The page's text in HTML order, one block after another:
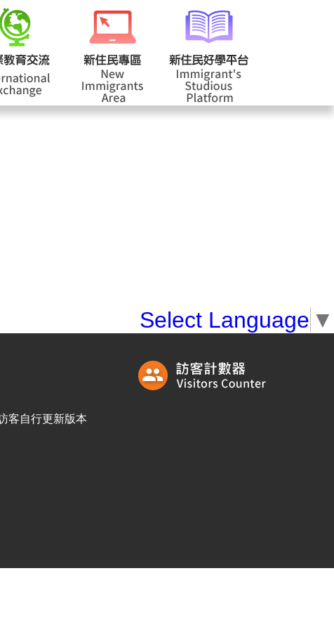
學校登入
Select Language ▼
客自行更新版本